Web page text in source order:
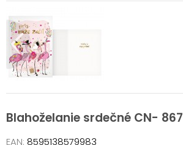
Blahoželanie srdečné CN- 867
EAN: 8595138579983